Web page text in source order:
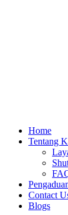
Home
Tentang
Contact
Blogs